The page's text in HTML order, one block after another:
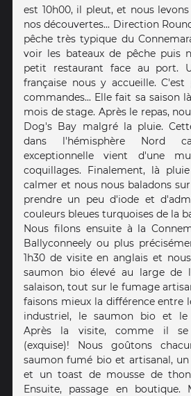
est 10h00, il pleut, et nous
nos découvertes... Direction
pêche très typique du
voir les bateaux de pêche puis
petit restaurant face au port.
française nous y accueille.
commandes... Elle fait sa saison
mois de stage. Après le repas,
Dog's Bay malgré la pluie.
dans l'hémisphère Nord
exceptionnelle vient d'une
coquillages. Finalement, là
calmer et nous nous baladons
prendre un peu d'iode et
couleurs bleues turquoises de la
Nous filons ensuite à la
Ballyconneely ou plus
1h30 de visite en anglais et
saumon bio élevé au large de
salaison, tout sur le fumage
faisons mieux la différence entre
industriel, le saumon bio et le
Après la visite, comme il se
(exquise)! Nous goûtons
saumon fumé bio et artisanal,
et un toast de mousse de
Ensuite, passage en